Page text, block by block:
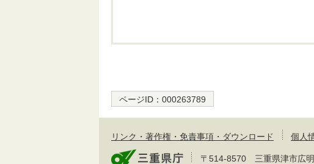
ページID： 000263789
リンク・著作権・免責事項・ダウンロード 個人
〒514-8570 三重県津市広